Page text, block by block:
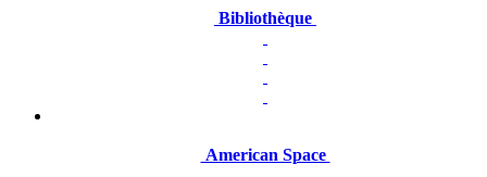
Bibliothèque
American Space